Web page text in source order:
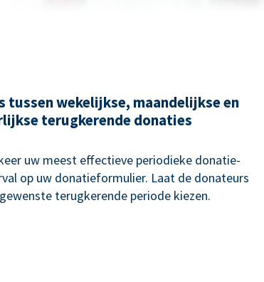
tussen wekelijkse, maandelijkse en
terugkerende donaties
uw meest effectieve periodieke donatie-
op uw donatieformulier. Laat de donateurs
terugkerende periode kiezen.